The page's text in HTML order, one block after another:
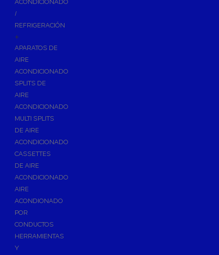
Asientos y Tapas de WC
Lavabos
Urinarios
Bidés
Vertederos Baño
Sanitarios Suspendidos
Placas de Accionamiento para Cisternas
Cisternas Empotradas
Seguridad en el Baño
Wellness
Calefacción y A.C.S
Accesorios de Calefacción
Vasos de Expansión
ACONDICIONADO
/
REFRIGERACIÓN
+
APARATOS DE
AIRE
ACONDICIONADO
SPLITS DE
AIRE
ACONDICIONADO
MULTI SPLITS
DE AIRE
ACONDICIONADO
CASSETTES
DE AIRE
ACONDICIONADO
AIRE
ACONDIONADO
POR
CONDUCTOS
HERRAMIENTAS
Y